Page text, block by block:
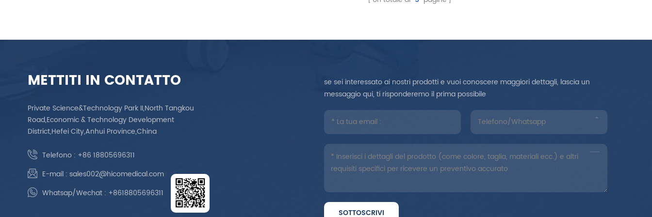
METTITI IN CONTATTO
Private Science&Technology Park II,North Tangkou
Road,Economic & Technology Development
District,Hefei City,Anhui Province,China
Telefono : +86 18805696311
E-mail : sales002@hicomedical.com
Whatsap/Wechat : +8618805696311
se sei interessato ai nostri prodotti e vuoi conoscere maggiori dettagli, lascia un
messaggio qui, ti risponderemo il prima possibile